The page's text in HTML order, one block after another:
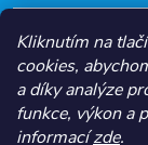
Kliknutím na
cookies,
a díky analýze
funkce, výkon a
informacízde.
VŠE O
NEJČASTĚJŠÍ